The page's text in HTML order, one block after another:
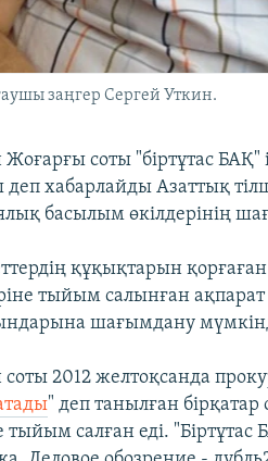
заңгер Сергей Уткин.
Жоғарғы соты "біртұтас БАҚ"
деп хабарлайды Азаттық
басылым өкілдерінің
құқықтарын
тыйым салынған
шағымдану
соты 2012 желтоқсанда
" деп танылған
тыйым салған еді. "Біртұтас